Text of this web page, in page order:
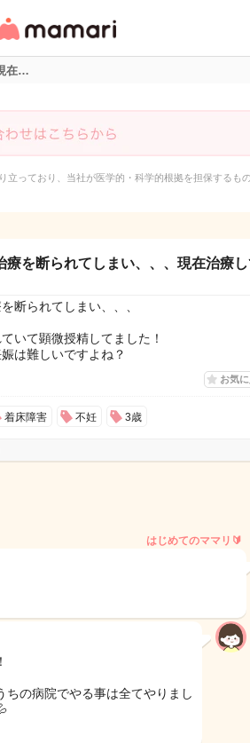
・情報サイト
在…
っており、当社が医学的・科学的根拠を担保するも
療を断られてしまい、、、現在治療し
断られてしまい、、、
いて顕微授精してました！
は難しいですよね？
お気
着床障害 不妊 3歳
はじめてのママリ🔰
ちの病院でやる事は全てやりまし